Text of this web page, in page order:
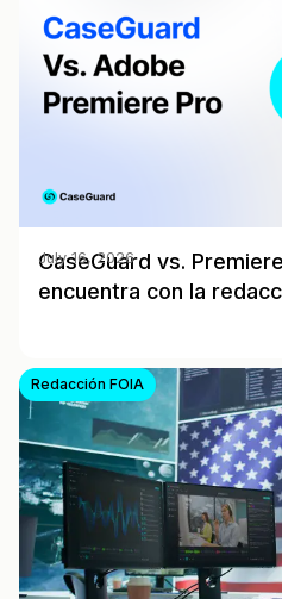
CaseGuard vs.
encuentra con la
July 16, 2026
Redacción FOIA